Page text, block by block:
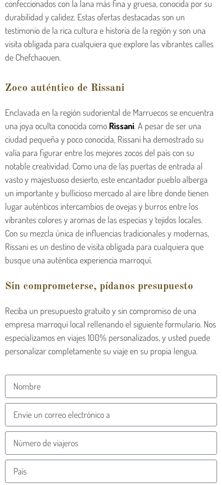
confeccionados con la lana más fina y gruesa, conocida por su
durabilidad y calidez. Estas ofertas destacadas son un
testimonio de la rica cultura e historia de la región y son una
visita obligada para cualquiera que explore las vibrantes calles
de Chefchaouen.
Zoco auténtico de Rissani
Enclavada en la región sudoriental de Marruecos se encuentra
una joya oculta conocida como Rissani. A pesar de ser una
ciudad pequeña y poco conocida, Rissani ha demostrado su
valía para figurar entre los mejores zocos del país con su
notable creatividad. Como una de las puertas de entrada al
vasto y majestuoso desierto, este encantador pueblo alberga
un importante y bullicioso mercado al aire libre donde tienen
lugar auténticos intercambios de ovejas y burros entre los
vibrantes colores y aromas de las especias y tejidos locales.
Con su mezcla única de influencias tradicionales y modernas,
Rissani es un destino de visita obligada para cualquiera que
busque una auténtica experiencia marroquí.
Sin comprometerse, pídanos presupuesto
Reciba un presupuesto gratuito y sin compromiso de una
empresa marroquí local rellenando el siguiente formulario. Nos
especializamos en viajes 100% personalizados, y usted puede
personalizar completamente su viaje en su propia lengua.